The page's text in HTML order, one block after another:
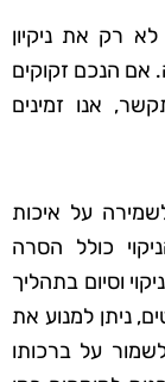
רק את ניקיון
אם הנכם זקוקים
אנו זמינים
על איכות
כולל הסרה
וסיום בתהליך
ניתן למנוע את
על ברכותו